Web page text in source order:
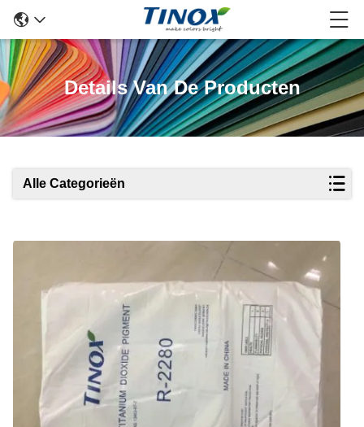
Details Van De Producten
Alle Categorieën